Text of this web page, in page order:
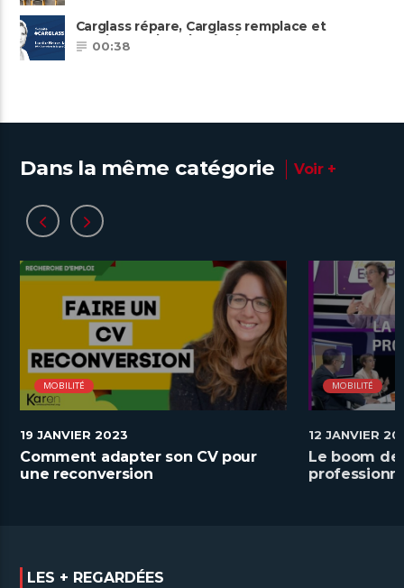
Carglass répare, Carglass remplace et
Carglass embauche également.
00:38
Dans la même catégorie Voir +
MOBILITÉ
19 JANVIER 2023
Comment adapter son CV pour
une reconversion
MOBILITÉ
12 JANVIER
Le boom
LES + REGARDÉES